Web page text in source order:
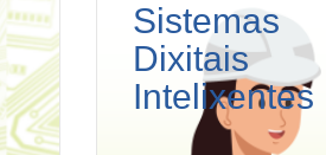
Sistemas
Dixitais
Intelixentes